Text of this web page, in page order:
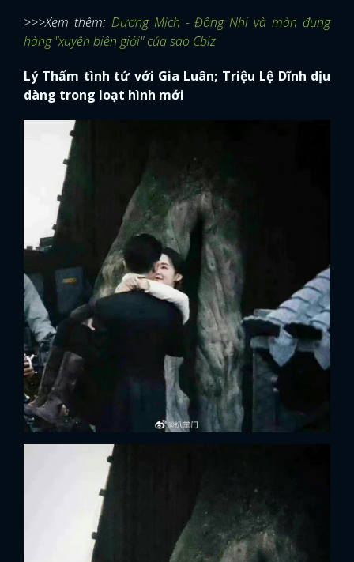
>>>Xem thêm: Dương Mịch - Đông Nhi và màn đụng
hàng "xuyên biên giới" của sao Cbiz
Lý Thấm tình tứ với Gia Luân; Triệu Lệ Dĩnh dịu
dàng trong loạt hình mới